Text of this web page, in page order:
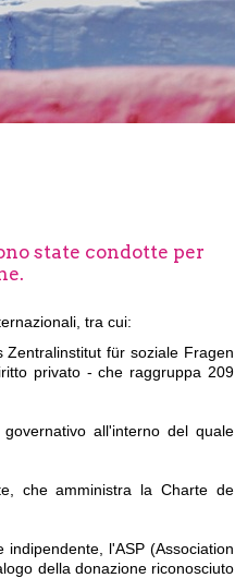
state condotte per
tra cui:
Zentralinstitut für soziale Fragen
privato - che raggruppa 209
all'interno del quale
che amministra la Charte de
l'ASP (Association
della donazione riconosciuto